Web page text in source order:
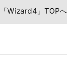
「Wizard4」TOPへ